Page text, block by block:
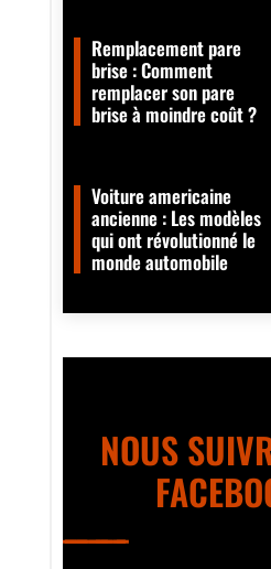
Remplacement pare
brise : Comment
remplacer son pare
brise à moindre coût ?
Voiture americaine
ancienne : Les modèles
qui ont révolutionné le
monde automobile
NOUS